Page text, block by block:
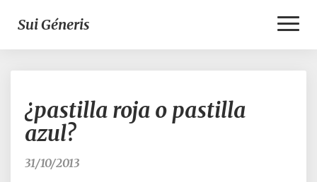
Sui Géneris
roja
o
¿pastilla roja o pastilla
azul?
31/10/2013